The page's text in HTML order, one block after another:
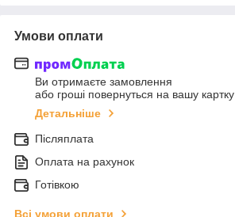
Умови оплати
Ви отримаєте замовлення
або гроші повернуться на вашу картку
Детальніше
Післяплата
Оплата на рахунок
Готівкою
Всі умови оплати